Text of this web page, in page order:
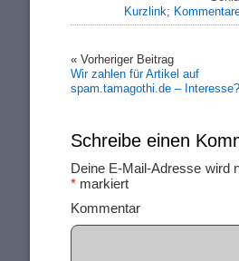
Kurzlink;
« Vorheriger Beitrag
Wir zahlen für Artikel auf
spam.tamagothi.de – Interesse?
Schreibe einen
Deine E-Mail-Adresse wird
* markiert